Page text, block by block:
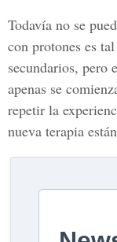
Todavía no se
con protones es
secundarios, pero
apenas se
repetir la
nueva terapia